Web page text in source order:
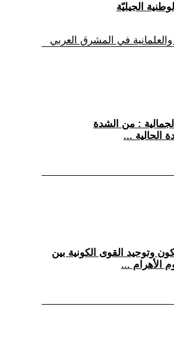
والعلمانية في المشرق العربي
: من الشدة
الحالية ...
وتوحيد القوى الكونية بين
الأهرام ...